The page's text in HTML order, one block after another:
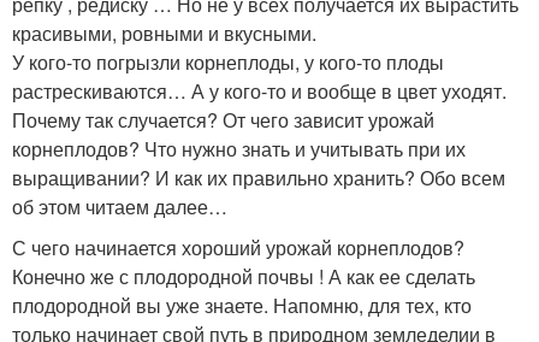
красивыми, ровными и вкусными.
У кого-то погрызли корнеплоды, у кого-то плоды
растрескиваются… А у кого-то и вообще в цвет уходят.
Почему так случается? От чего зависит урожай
корнеплодов? Что нужно знать и учитывать при их
выращивании? И как их правильно хранить? Обо всем
об этом читаем далее…
С чего начинается хороший урожай корнеплодов?
Конечно же с плодородной почвы ! А как ее сделать
плодородной вы уже знаете. Напомню, для тех, кто
только начинает свой путь в природном земледелии в